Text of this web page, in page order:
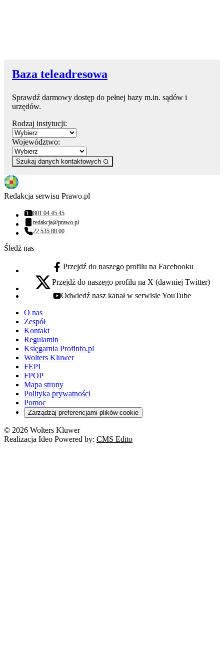
Baza teleadresowa
Sprawdź darmowy dostęp do pełnej bazy m.in. sądów i
urzędów.
Rodzaj instytucji:
Województwo:
Szukaj danych kontaktowych
Redakcja serwisu Prawo.pl
Numer telefonu:
801 04 45 45
Adres email:
redakcja@prawo.pl
Numer telefonu:
22 535 88 00
Śledź nas
facebook - otwiera się w nowej karcie
Przejdź do naszego profilu na Facebooku
x - otwiera się w nowej karcie
Przejdź do naszego profilu na X (dawniej Twitter)
youtube - otwiera się w nowej karcie
Odwiedź nasz kanał w serwisie YouTube
O nas
Zespół
Kontakt
Regulamin
Księgarnia Profinfo.pl
Wolters Kluwer
FEPI
FPOP
Mapa strony
Polityka prywatności
Pomoc
Zarządzaj preferencjami plików cookie
© 2026 Wolters Kluwer
Realizacja Ideo Powered by: CMS Edito